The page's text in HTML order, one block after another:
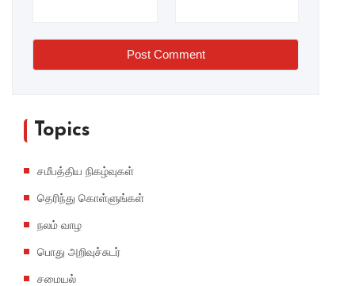
Post Comment
Topics
சமீபத்திய நிகழ்வுகள்
தெரிந்து கொள்ளுங்கள்
நலம் வாழ
பொது அறிவுச்சுடர்
சமையல்